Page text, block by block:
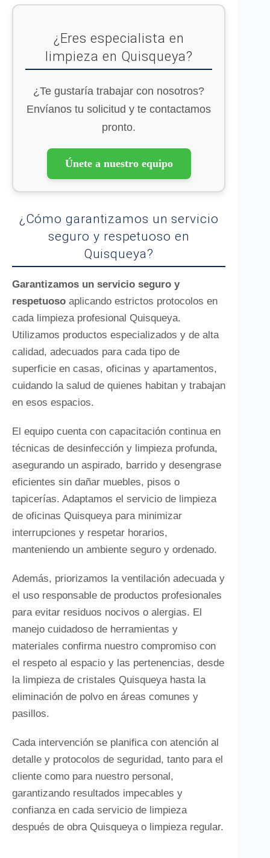
¿Eres especialista en
limpieza en Quisqueya?
¿Te gustaría trabajar con nosotros?
Envíanos tu solicitud y te contactamos
pronto.
Únete a nuestro equipo
¿Cómo garantizamos un servicio
seguro y respetuoso en
Quisqueya?
Garantizamos un servicio seguro y
respetuoso aplicando estrictos protocolos en
cada limpieza profesional Quisqueya.
Utilizamos productos especializados y de alta
calidad, adecuados para cada tipo de
superficie en casas, oficinas y apartamentos,
cuidando la salud de quienes habitan y trabajan
en esos espacios.
El equipo cuenta con capacitación continua en
técnicas de desinfección y limpieza profunda,
asegurando un aspirado, barrido y desengrase
eficientes sin dañar muebles, pisos o
tapicerías. Adaptamos el servicio de limpieza
de oficinas Quisqueya para minimizar
interrupciones y respetar horarios,
manteniendo un ambiente seguro y ordenado.
Además, priorizamos la ventilación adecuada y
el uso responsable de productos profesionales
para evitar residuos nocivos o alergias. El
manejo cuidadoso de herramientas y
materiales confirma nuestro compromiso con
el respeto al espacio y las pertenencias, desde
la limpieza de cristales Quisqueya hasta la
eliminación de polvo en áreas comunes y
pasillos.
Cada intervención se planifica con atención al
detalle y protocolos de seguridad, tanto para el
cliente como para nuestro personal,
garantizando resultados impecables y
confianza en cada servicio de limpieza
después de obra Quisqueya o limpieza regular.